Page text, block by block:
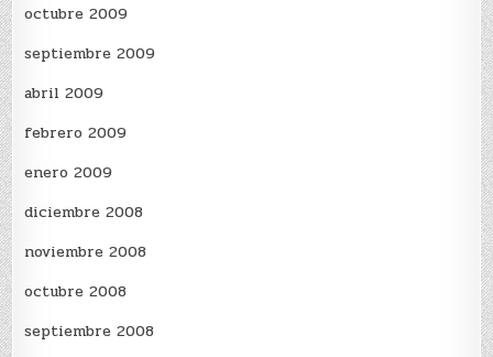
octubre 2009
septiembre 2009
abril 2009
febrero 2009
enero 2009
diciembre 2008
noviembre 2008
octubre 2008
septiembre 2008